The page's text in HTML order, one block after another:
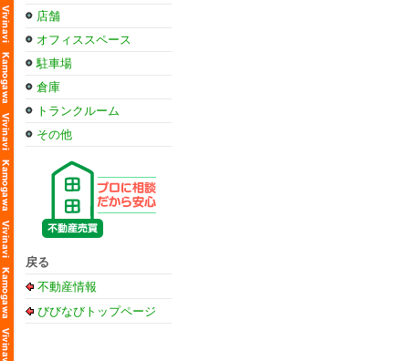
店舗
オフィススペース
駐車場
倉庫
トランクルーム
その他
戻る
不動産情報
びびなびトップページ